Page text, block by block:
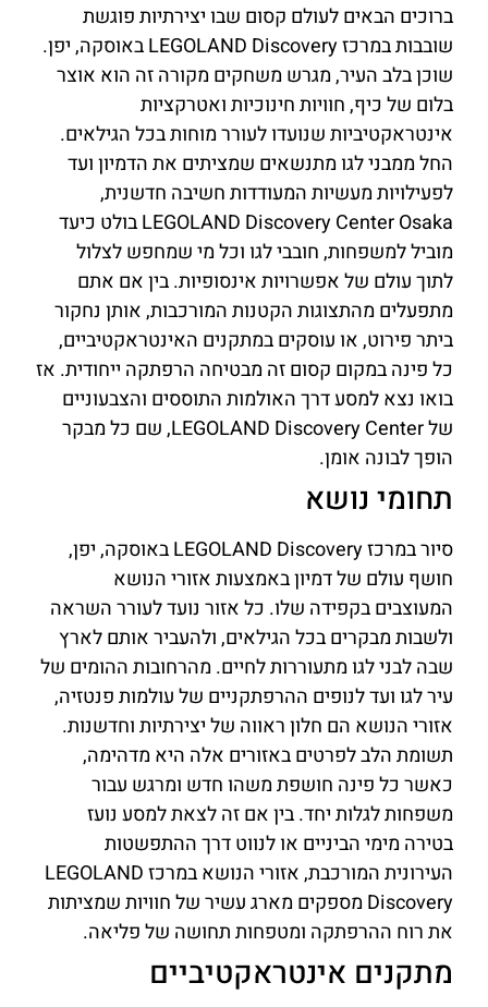
ברוכים הבאים לעולם קסום שבו יצירתיות פוגשת
שובבות במרכז LEGOLAND Discovery באוסקה, יפן.
שוכן בלב העיר, מגרש משחקים מקורה זה הוא אוצר
בלום של כיף, חוויות חינוכיות ואטרקציות
אינטראקטיביות שנועדו לעורר מוחות בכל הגילאים.
החל ממבני לגו מתנשאים שמציתים את הדמיון ועד
לפעילויות מעשיות המעודדות חשיבה חדשנית,
LEGOLAND Discovery Center Osaka בולט כיעד
מוביל למשפחות, חובבי לגו וכל מי שמחפש לצלול
לתוך עולם של אפשרויות אינסופיות. בין אם אתם
מתפעלים מהתצוגות הקטנות המורכבות, אותן נחקור
ביתר פירוט, או עוסקים במתקנים האינטראקטיביים,
כל פינה במקום קסום זה מבטיחה הרפתקה ייחודית. אז
בואו נצא למסע דרך האולמות התוססים והצבעוניים
של LEGOLAND Discovery Center, שם כל מבקר
הופך לבונה אומן.
תחומי נושא
סיור במרכז LEGOLAND Discovery באוסקה, יפן,
חושף עולם של דמיון באמצעות אזורי הנושא
המעוצבים בקפידה שלו. כל אזור נועד לעורר השראה
ולשבות מבקרים בכל הגילאים, ולהעביר אותם לארץ
שבה לבני לגו מתעוררות לחיים. מהרחובות ההומים של
עיר לגו ועד לנופים ההרפתקניים של עולמות פנטזיה,
אזורי הנושא הם חלון ראווה של יצירתיות וחדשנות.
תשומת הלב לפרטים באזורים אלה היא מדהימה,
כאשר כל פינה חושפת משהו חדש ומרגש עבור
משפחות לגלות יחד. בין אם זה לצאת למסע נועז
בטירה מימי הביניים או לנווט דרך ההתפשטות
העירונית המורכבת, אזורי הנושא במרכז LEGOLAND
Discovery מספקים מארג עשיר של חוויות שמציתות
את רוח ההרפתקה ומטפחות תחושה של פליאה.
מתקנים אינטראקטיביים